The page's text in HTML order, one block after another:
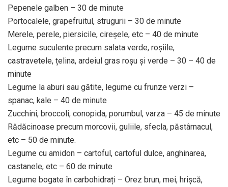
Pepenele galben – 30 de minute
Portocalele, grapefruitul, strugurii – 30 de minute
Merele, perele, piersicile, cireșele, etc – 40 de minute
Legume suculente precum salata verde, roșiile,
castravetele, țelina, ardeiul gras roșu și verde – 30 – 40 de
minute
Legume la aburi sau gătite, legume cu frunze verzi –
spanac, kale – 40 de minute
Zucchini, broccoli, conopida, porumbul, varza – 45 de minute
Rădăcinoase precum morcovii, guliile, sfecla, păstârnacul,
etc – 50 de minute.
Legume cu amidon – cartoful, cartoful dulce, anghinarea,
castanele, etc – 60 de minute
Legume bogate în carbohidrați – Orez brun, mei, hrișcă,